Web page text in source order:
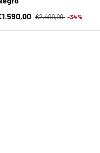
de ventaPrecio normal
€2.400,00 -34%